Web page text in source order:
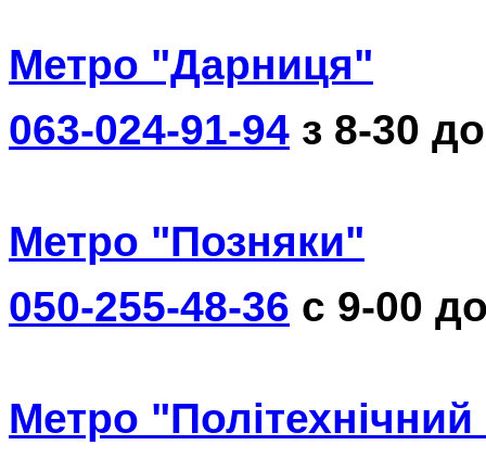
Метро "Дарниця"
063-024-91-94 з 8-30
Метро "Позняки"
050-255-48-36 с 9-00
Метро "Політехнічний